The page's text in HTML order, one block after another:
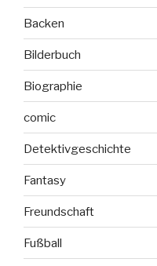
Backen
Bilderbuch
Biographie
comic
Detektivgeschichte
Fantasy
Freundschaft
Fußball